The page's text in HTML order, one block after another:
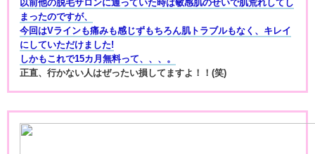
以前他の脱毛サロンに通っていた時は敏感肌のせいで肌荒れしてし
まったのですが、
今回はVラインも痛みも感じずもちろん肌トラブルもなく、キレイ
にしていただけました!
しかもこれで15カ月無料って、、、。
正直、行かない人はぜったい損してますよ！！(笑)